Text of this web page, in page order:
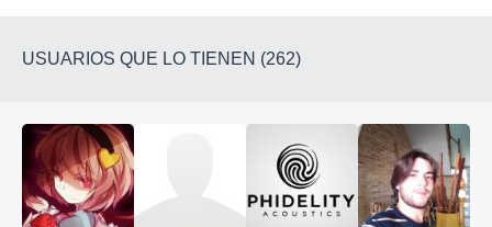
USUARIOS QUE LO TIENEN (262)